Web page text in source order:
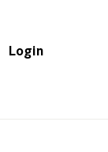
Login